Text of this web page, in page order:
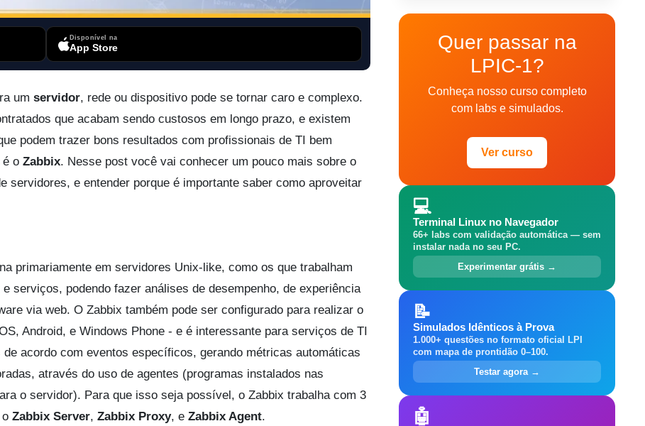
Disponível na
App Store
um servidor, rede ou dispositivo pode se tornar caro e complexo.
que acabam sendo custosos em longo prazo, e existem
podem trazer bons resultados com profissionais de TI bem
é o Zabbix. Nesse post você vai conhecer um pouco mais sobre o
servidores, e entender porque é importante saber como aproveitar
primariamente em servidores Unix-like, como os que trabalham
serviços, podendo fazer análises de desempenho, de experiência
via web. O Zabbix também pode ser configurado para realizar o
Android, e Windows Phone - e é interessante para serviços de TI
acordo com eventos específicos, gerando métricas automáticas
através do uso de agentes (programas instalados nas
o servidor). Para que isso seja possível, o Zabbix trabalha com 3
Zabbix Server, Zabbix Proxy, e Zabbix Agent.
Quer passar na
LPIC-1?
Conheça nosso curso completo
com labs e simulados.
Ver curso
💻
Terminal Linux no Navegador
66+ labs com validação automática — sem
instalar nada no seu PC.
Experimentar grátis →
📝
Simulados Idênticos à Prova
1.000+ questões no formato oficial LPI
com mapa de prontidão 0–100.
Testar agora →
🤖